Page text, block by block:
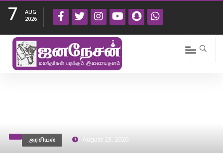
7
AUG
2026
அரசியல் August 23, 2020